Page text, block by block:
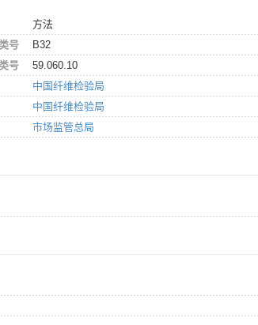
方法
号
B32
号
59.060.10
中国纤维检验局
中国纤维检验局
市场监管总局